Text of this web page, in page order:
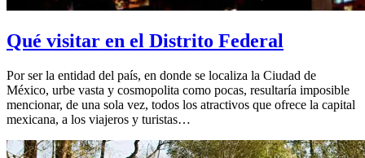
Qué visitar en el Distrito Federal
Por ser la entidad del país, en donde se localiza la Ciudad de
México, urbe vasta y cosmopolita como pocas, resultaría imposible
mencionar, de una sola vez, todos los atractivos que ofrece la capital
mexicana, a los viajeros y turistas…